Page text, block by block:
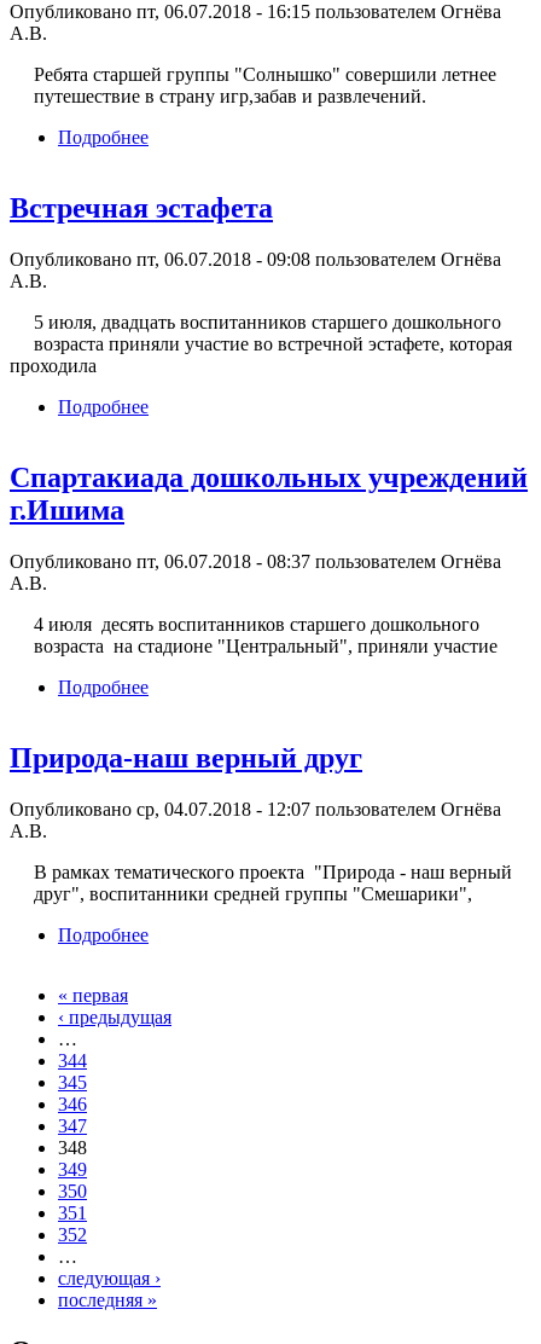
Опубликовано пт, 06.07.2018 - 16:15 пользователем Огнёва
А.В.
Ребята старшей группы "Солнышко" совершили летнее
путешествие в страну игр,забав и развлечений.
Подробнее
Встречная эстафета
Опубликовано пт, 06.07.2018 - 09:08 пользователем Огнёва
А.В.
5 июля, двадцать воспитанников старшего дошкольного
возраста приняли участие во встречной эстафете, которая
проходила
Подробнее
Спартакиада дошкольных учреждений
г.Ишима
Опубликовано пт, 06.07.2018 - 08:37 пользователем Огнёва
А.В.
4 июля десять воспитанников старшего дошкольного
возраста на стадионе "Центральный", приняли участие
Подробнее
Природа-наш верный друг
Опубликовано ср, 04.07.2018 - 12:07 пользователем Огнёва
А.В.
В рамках тематического проекта "Природа - наш верный
друг", воспитанники средней группы "Смешарики",
Подробнее
Страницы
« первая
‹ предыдущая
…
344
345
346
347
348
349
350
351
352
…
следующая ›
последняя »